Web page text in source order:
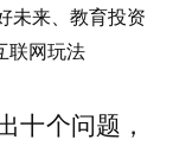
未来、教育投资
联网玩法
十个问题，